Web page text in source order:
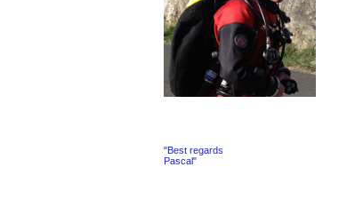
"Best regards
Pascal"